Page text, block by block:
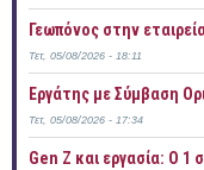
Γεωπόνος στην
Τετ, 05/08/2026 - 18:11
Εργάτης με Σύμβαση
Τετ, 05/08/2026 - 17:34
Gen Z και εργασία: Ο 1